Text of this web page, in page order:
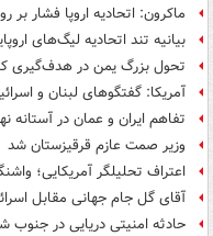
ماکرون: اتحادیه اروپا فشار بر
بیانیه تند اتحادیه لیگ‌های
تحول بزرگ یمن در
آمریکا: گفتگوهای لبنان و
تفاهم ایران و عمان در
وزیر صمت عازم قرقیزستان شد
اعتراف تحلیلگر آمریکایی؛
آقای گل جام جهانی مقابل
حادثه امنیتی دریایی در